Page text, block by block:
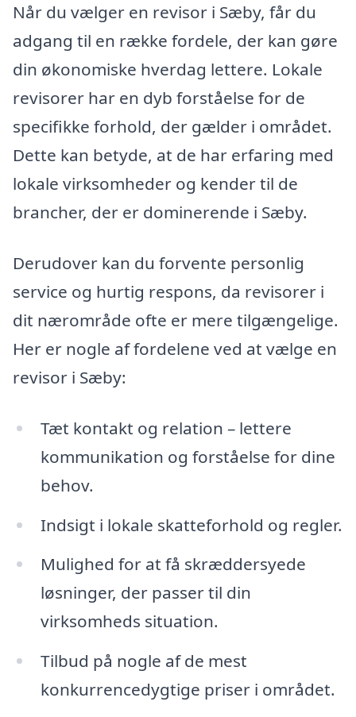
Når du vælger en revisor i Sæby, får du
adgang til en række fordele, der kan gøre
din økonomiske hverdag lettere. Lokale
revisorer har en dyb forståelse for de
specifikke forhold, der gælder i området.
Dette kan betyde, at de har erfaring med
lokale virksomheder og kender til de
brancher, der er dominerende i Sæby.
Derudover kan du forvente personlig
service og hurtig respons, da revisorer i
dit nærområde ofte er mere tilgængelige.
Her er nogle af fordelene ved at vælge en
revisor i Sæby:
Tæt kontakt og relation – lettere
kommunikation og forståelse for dine
behov.
Indsigt i lokale skatteforhold og regler.
Mulighed for at få skræddersyede
løsninger, der passer til din
virksomheds situation.
Tilbud på nogle af de mest
konkurrencedygtige priser i området.